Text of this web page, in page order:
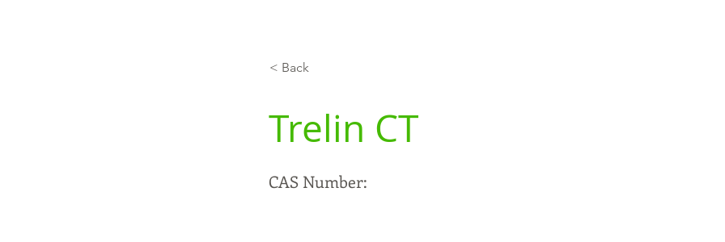
< Back
Trelin CT
CAS Number: